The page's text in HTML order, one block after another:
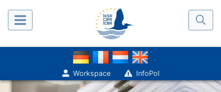
Workspace InfoPol